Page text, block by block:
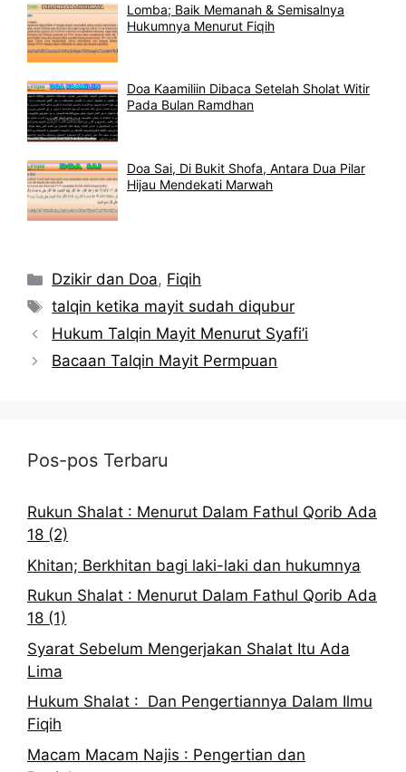
Lomba; Baik Memanah & Semisalnya
Hukumnya Menurut Fiqih
Doa Kaamiliin Dibaca Setelah Sholat Witir
Pada Bulan Ramdhan
Doa Sai, Di Bukit Shofa, Antara Dua Pilar
Hijau Mendekati Marwah
Kategori
Dzikir dan Doa, Fiqih
Tag
talqin ketika mayit sudah diqubur
Hukum Talqin Mayit Menurut Syafi’i
Bacaan Talqin Mayit Permpuan
Pos-pos Terbaru
Rukun Shalat : Menurut Dalam Fathul Qorib Ada
18 (2)
Khitan; Berkhitan bagi laki-laki dan hukumnya
Rukun Shalat : Menurut Dalam Fathul Qorib Ada
18 (1)
Syarat Sebelum Mengerjakan Shalat Itu Ada
Lima
Hukum Shalat : Dan Pengertiannya Dalam Ilmu
Fiqih
Macam Macam Najis : Pengertian dan